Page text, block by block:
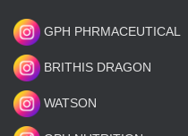
GPH PHRMACEUTICAL
BRITHIS DRAGON
WATSON